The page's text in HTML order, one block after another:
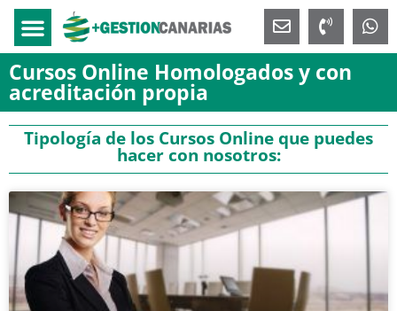
Cursos Online Homologados y con
acreditación propia
Tipología de los Cursos Online que puedes
hacer con nosotros: